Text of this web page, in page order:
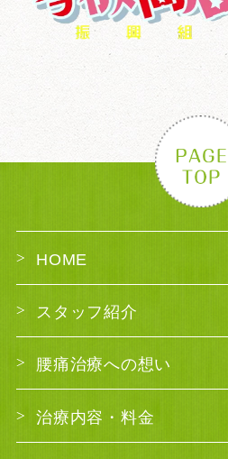
HOME
スタッフ紹介
腰痛治療への想い
治療内容・料金